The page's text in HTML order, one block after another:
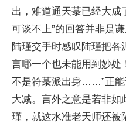
出，难道通天菉已经大成
可谈不上”的回答并非是
陆瑾交手时感叹陆瑾把
言哪一个也未能用到妙处
不是符菉派出身……”正能
大减。言外之意是若非如
瑾，就这水准老天师还被